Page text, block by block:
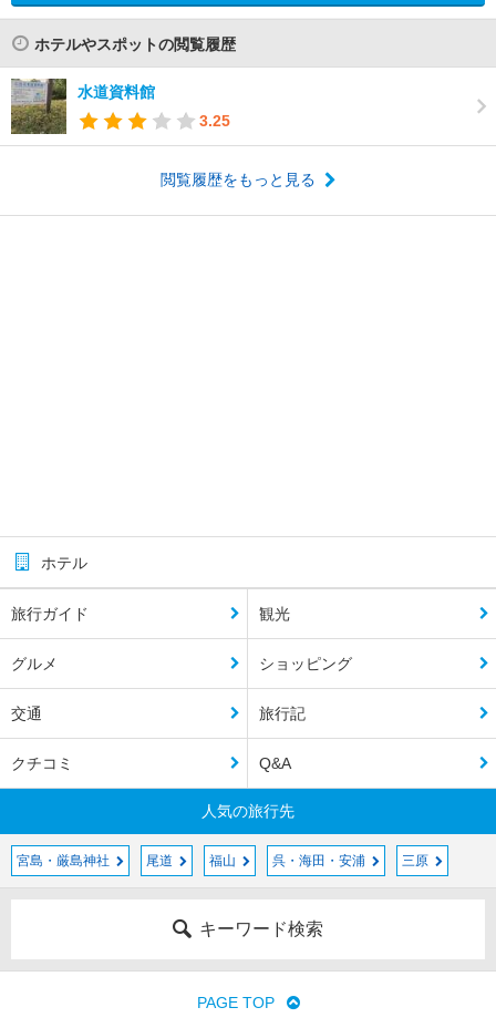
ホテルやスポットの閲覧履歴
水道資料館
3.25
閲覧履歴をもっと見る
ホテル
旅行ガイド 観光
グルメ ショッピング
交通 旅行記
クチコミ Q&A
人気の旅行先
宮島・厳島神社 尾道 福山 呉・海田・安浦 三原
キーワード検索
PAGE TOP